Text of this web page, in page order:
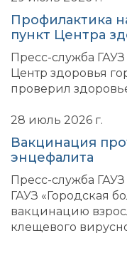
Профилактика
пункт Центра
Пресс-служба
Центр здоровья
проверил
28 июль 2026 г.
Вакцинация
энцефалита
Пресс-служба
ГАУЗ «Городская
вакцинацию
клещевого